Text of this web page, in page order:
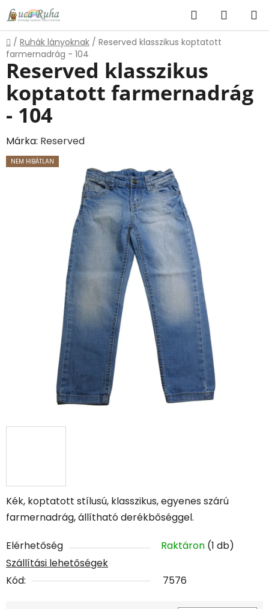
Ugrás
fő
tartalomhoz
KeresésKOSÁR
Kezdőlap
/ Ruhák lányoknak / Reserved klasszikus koptatott
farmernadrág - 104
Kék, koptatott stílusú, klasszikus, egyenes szárú
farmernadrág, állítható derékbőséggel.
Elérhetőség Raktáron (1 db)
Szállítási lehetőségek
Kód:
7576
Reserved klasszikus
koptatott farmernadrág
- 104
Márka: Reserved
NEM HIBÁTLAN